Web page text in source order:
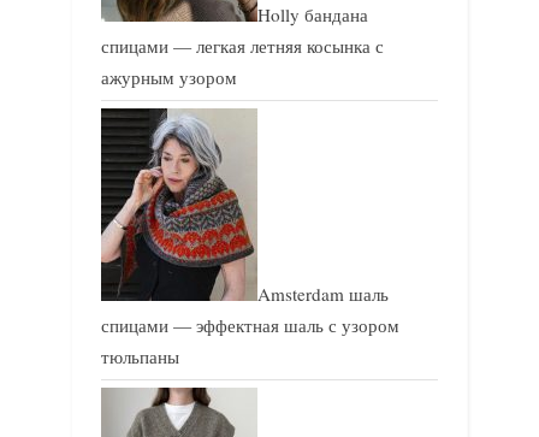
Holly бандана
спицами — легкая летняя косынка с
ажурным узором
Amsterdam шаль
спицами — эффектная шаль с узором
тюльпаны